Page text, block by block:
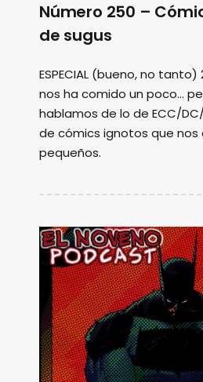
Número 250 –
de sugus
ESPECIAL (bueno, no
nos ha comido un poco...
hablamos de lo de ECC/
de cómics ignotos que nos
pequeños.